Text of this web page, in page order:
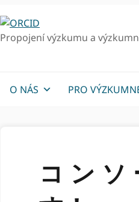
Propojení výzkumu a
O NÁS PRO
コ ン ソ